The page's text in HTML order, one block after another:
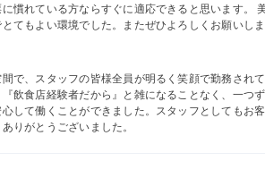
慣れている方ならすぐに適応できると思います。
てもよい環境でした。またぜひよろしくお願いし
で、スタッフの皆様全員が明るく笑顔で勤務され
飲食店経験者だから』と雑になることなく、一つ
して働くことができました。スタッフとしてもお
りがとうございました。